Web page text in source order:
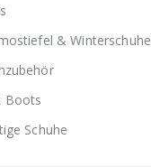
& Winterschuhe
Boots
Schuhe